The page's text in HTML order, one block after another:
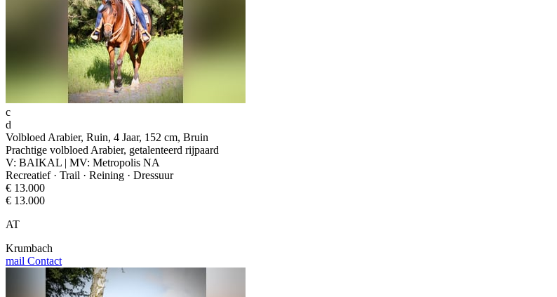
c
d
Volbloed Arabier, Ruin, 4 Jaar, 152 cm, Bruin
Prachtige volbloed Arabier, getalenteerd rijpaard
V: BAIKAL | MV: Metropolis NA
Recreatief · Trail · Reining · Dressuur
€ 13.000
€ 13.000
AT
Krumbach
mail Contact